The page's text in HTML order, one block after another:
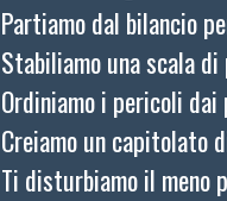
Partiamo dal bilancio
Stabiliamo una scala
Ordiniamo i pericoli
Creiamo un capitolato
Ti disturbiamo il meno